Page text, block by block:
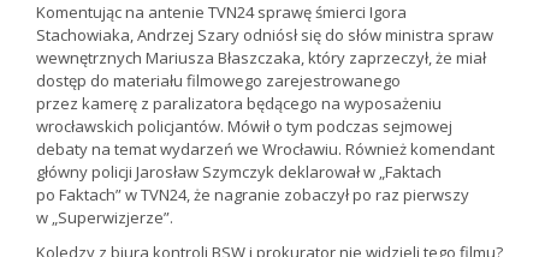
Komentując na antenie TVN24 sprawę śmierci Igora
Stachowiaka, Andrzej Szary odniósł się do słów ministra spraw
wewnętrznych Mariusza Błaszczaka, który zaprzeczył, że miał
dostęp do materiału filmowego zarejestrowanego
przez kamerę z paralizatora będącego na wyposażeniu
wrocławskich policjantów. Mówił o tym podczas sejmowej
debaty na temat wydarzeń we Wrocławiu. Również komendant
główny policji Jarosław Szymczyk deklarował w „Faktach
po Faktach” w TVN24, że nagranie zobaczył po raz pierwszy
w „Superwizjerze”.